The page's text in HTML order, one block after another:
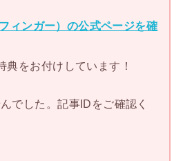
ィンガー）の公式ページを確
をお付けしています！
でした。記事IDをご確認く